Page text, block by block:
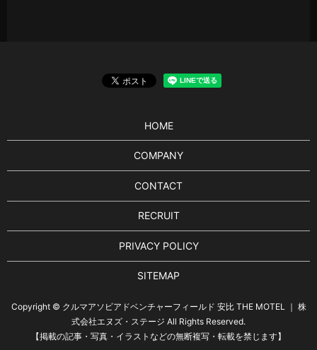
HOME
COMPANY
CONTACT
RECRUIT
PRIVACY POLICY
SITEMAP
Copyright © クルマアソビアドベンチャーフィールド 安比 THE MOTEL ｜ 株
式会社エヌズ・ステージ All Rights Reserved.
【掲載の記事・写真・イラストなどの無断複写・転載を禁じます】